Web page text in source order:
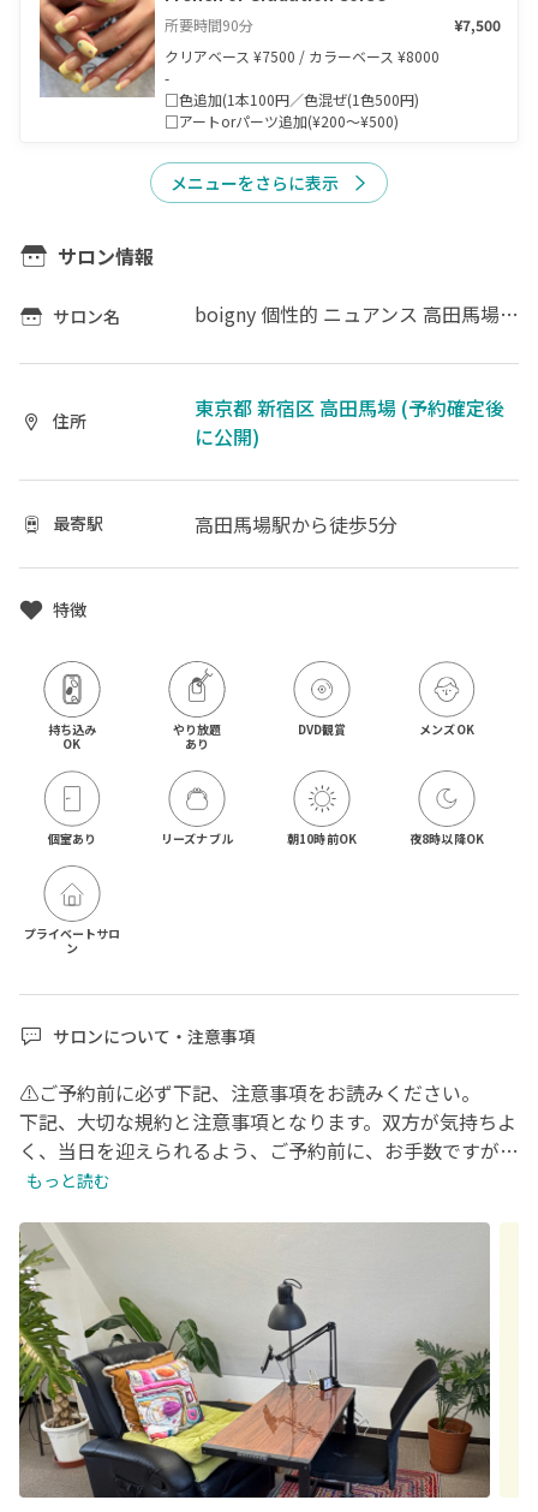
所要時間90分
¥7,500
クリアベース ¥7500 / カラーベース ¥8000
-
□色追加(1本100円／色混ぜ(1色500円)
□アートorパーツ追加(¥200〜¥500)
メニューをさらに表示
サロン情報
サロン名 boigny 個性的 ニュアンス 高田馬場 西早稲田 新宿
住所
東京都 新宿区 高田馬場 (予約確定後
に公開)
最寄駅 高田馬場駅から徒歩5分
特徴
持ち込み
OK
やり放題
あり
DVD観賞 メンズOK
個室あり リーズナブル 朝10時前OK 夜8時以降OK
プライベートサロ
ン
サロンについて・注意事項
⚠️ご予約前に必ず下記、注意事項をお読みください。
下記、大切な規約と注意事項となります。双方が気持ちよ
く、当日を迎えられるよう、ご予約前に、お手数ですが、
必ず全てお読みいただきますようお願いします(^^)
《 ご来店前のお願い 》
・10分以上早めのご来店はご遠慮ください。
・お連れ様とのご来店はOKです。施術の妨げにならない
ようご配慮をお願いします。
・ハンドクリーム、ネイルオイル、ヘアーオイル等の使用
はジェルが浮きますので、使用しないで、ご来店くださ
い。
・当サロンはエレベーター無しの4階となります。妊娠中
の方、お体にご不自由がある方、荷物が多い方は予めご了
もっと読む